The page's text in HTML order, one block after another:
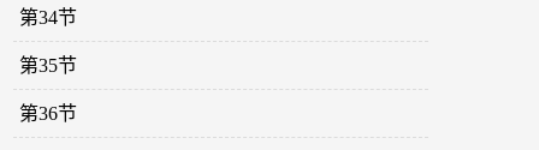
第34节
第35节
第36节